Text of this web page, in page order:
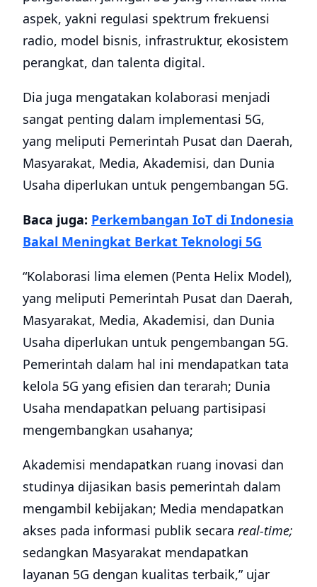
aspek, yakni regulasi spektrum frekuensi
radio, model bisnis, infrastruktur, ekosistem
perangkat, dan talenta digital.
Dia juga mengatakan kolaborasi menjadi
sangat penting dalam implementasi 5G,
yang meliputi Pemerintah Pusat dan Daerah,
Masyarakat, Media, Akademisi, dan Dunia
Usaha diperlukan untuk pengembangan 5G.
Baca juga: Perkembangan IoT di Indonesia
Bakal Meningkat Berkat Teknologi 5G
“Kolaborasi lima elemen (Penta Helix Model),
yang meliputi Pemerintah Pusat dan Daerah,
Masyarakat, Media, Akademisi, dan Dunia
Usaha diperlukan untuk pengembangan 5G.
Pemerintah dalam hal ini mendapatkan tata
kelola 5G yang efisien dan terarah; Dunia
Usaha mendapatkan peluang partisipasi
mengembangkan usahanya;
Akademisi mendapatkan ruang inovasi dan
studinya dijasikan basis pemerintah dalam
mengambil kebijakan; Media mendapatkan
akses pada informasi publik secara real-time;
sedangkan Masyarakat mendapatkan
layanan 5G dengan kualitas terbaik,” ujar